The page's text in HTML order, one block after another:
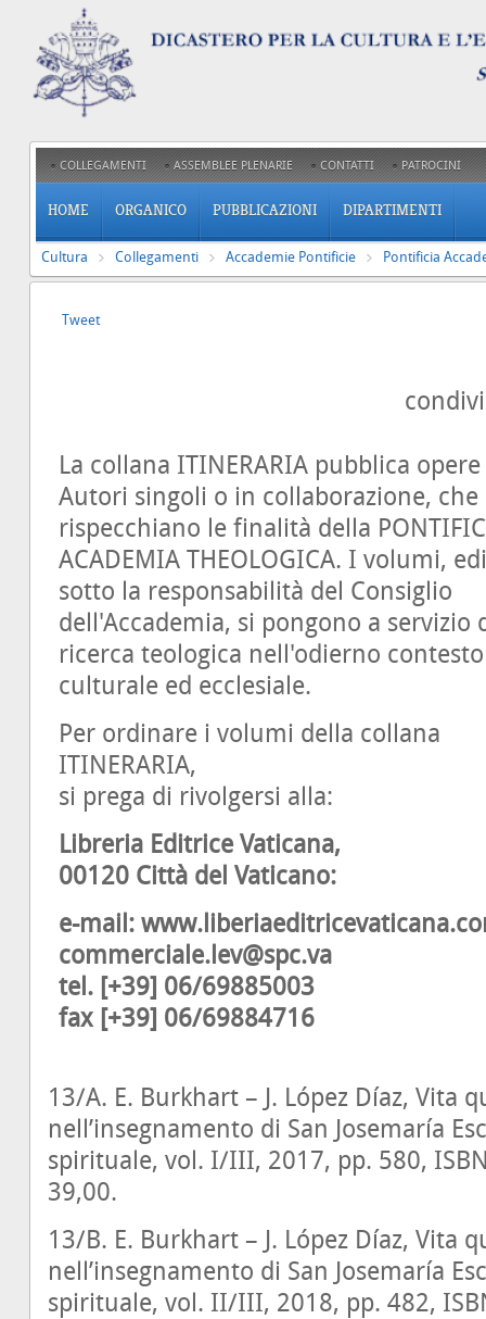
COLLEGAMENTI ASSEMBLEE PLENARIE CONTATTI PATROCINI
HOME ORGANICO PUBBLICAZIONI DIPARTIMENTI
Cultura Collegamenti Accademie Pontificie Pontificia
Tweet
La collana ITINERARIA pubblica
Autori singoli o in collaborazione, che
rispecchiano le finalità della
ACADEMIA THEOLOGICA. I volumi,
sotto la responsabilità del Consiglio
dell'Accademia, si pongono a servizio
ricerca teologica nell'odierno contesto
culturale ed ecclesiale.
Per ordinare i volumi della collana
ITINERARIA,
si prega di rivolgersi alla:
Libreria Editrice Vaticana,
00120 Città del Vaticano:
e-mail:
commerciale.lev@spc.va
tel. [+39] 06/69885003
fax [+39] 06/69884716
13/A. E. Burkhart – J. López Díaz, Vita
nell’insegnamento di San Josemaría
spirituale, vol. I/III, 2017, pp. 580,
39,00.
13/B. E. Burkhart – J. López Díaz, Vita
nell’insegnamento di San Josemaría
spirituale, vol. II/III, 2018, pp. 482,